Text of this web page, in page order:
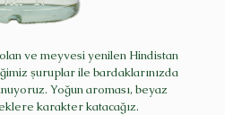
ve meyvesi yenilen Hindistan
şuruplar ile bardaklarınızda
Yoğun aroması, beyaz
karakter katacağız.